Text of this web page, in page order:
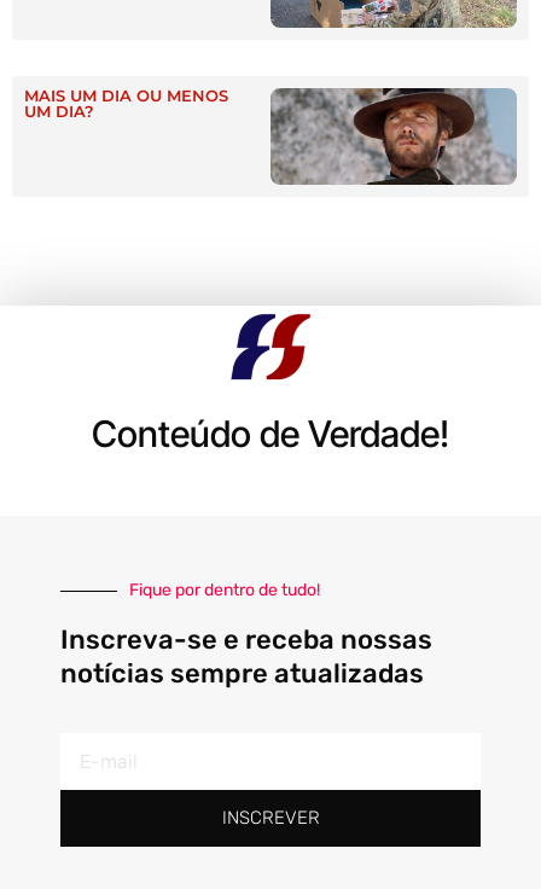
MAIS UM DIA OU MENOS
UM DIA?
Conteúdo de Verdade!
Fique por dentro de tudo!
Inscreva-se e receba nossas
notícias sempre atualizadas
mail
INSCREVER